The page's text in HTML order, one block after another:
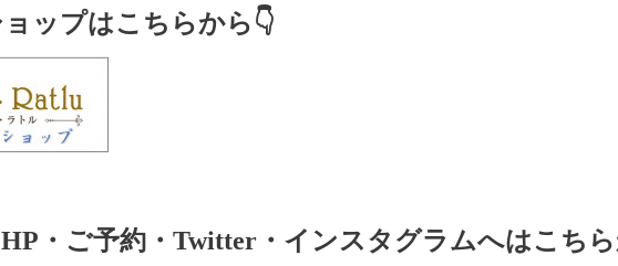
ップはこちらから👇
・ご予約・Twitter・インスタグラムへはこちら